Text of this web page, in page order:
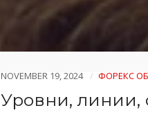
NOVEMBER 19, 2024 ФОРЕКС
Уровни, линии,